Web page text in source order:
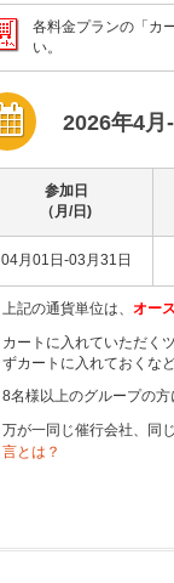
各料金プランの「カ
い。
2026年4月
参加日
（月/日)
04月01日-03月31日
上記の通貨単位は、 オー
カートに入れていただく
ずカートに入れておくな
8名様以上のグループの
万が一同じ催行会社、同
言とは？